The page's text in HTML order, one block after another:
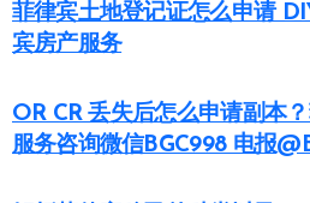
菲律宾土地登记证怎么申请
宾房产服务
OR CR 丢失后怎么申请副本
服务咨询微信BGC998 电报